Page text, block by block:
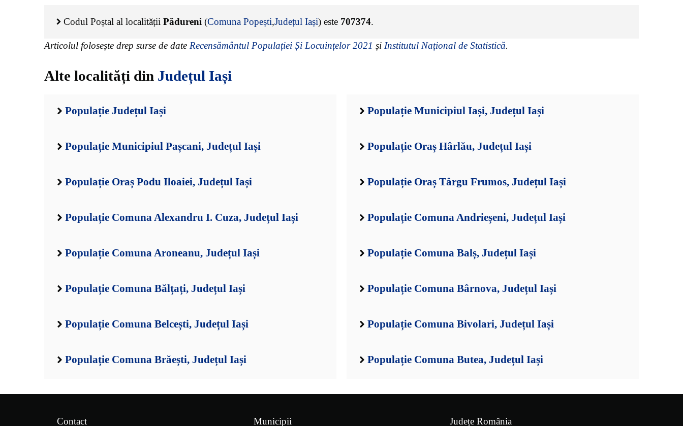
Codul Poștal al localității Pădureni (Comuna Popești,Județul Iași) este 707374.
Articolul folosește drep surse de date Recensământul Populației Și Locuințelor 2021 și Institutul Național de Statistică.
Alte localități din Județul Iași
Populație Județul Iași Populație Municipiul Iași, Județul Iași
Populație Municipiul Pașcani, Județul Iași Populație Oraș Hârlău, Județul Iași
Populație Oraș Podu Iloaiei, Județul Iași Populație Oraș Târgu Frumos, Județul Iași
Populație Comuna Alexandru I. Cuza, Județul Iași Populație Comuna Andrieșeni, Județul Iași
Populație Comuna Aroneanu, Județul Iași Populație Comuna Balș, Județul Iași
Populație Comuna Bălțați, Județul Iași Populație Comuna Bârnova, Județul Iași
Populație Comuna Belcești, Județul Iași Populație Comuna Bivolari, Județul Iași
Populație Comuna Brăești, Județul Iași Populație Comuna Butea, Județul Iași
Contact Municipii Județe România